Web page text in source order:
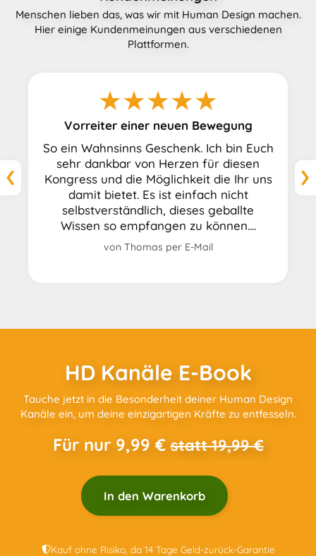
Menschen lieben das, was wir mit Human Design machen.
Hier einige Kundenmeinungen aus verschiedenen
Plattformen.
★★★★★
Ich bin mega begeistert
Ich bin mega begeistert von diesem
Kongress! Er hat mir sehr geholfen mich
besser zu verstehen und tiefer in meine
Persönlichkeit einzutauchen. Besonders
hervorheben möchte ich den
wertschätzenden Umgang von Thorsten
HD Kanäle E-Book
Tauche jetzt in die Besonderheit deiner Human Design
Kanäle ein, um deine einzigartigen Kräfte zu entfesseln.
Für nur 9,99 €statt 19,99 €
In den Warenkorb
Kauf ohne Risiko, da 14 Tage Geld-zurück-Garantie